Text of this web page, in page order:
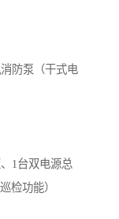
防泵（干式电
1台双电源总
检功能）